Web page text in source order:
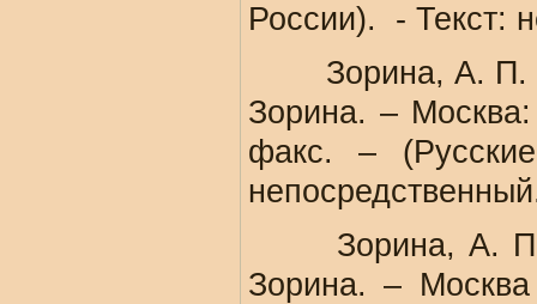
России). - Текст:
Зорина, А. П.
Зорина. –
факс. –
Зорина, А. П.
Зорина. –